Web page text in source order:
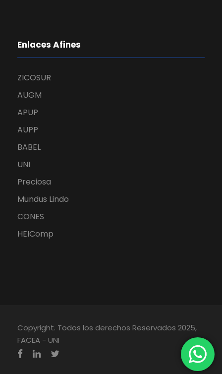
Enlaces Afines
ZICOSUR
AUGM
APUP
AUPP
BABEL
UNI
Preciosa
Mundus Lindo
CONES
HEIComp
Copyright. Todos los derechos Reservados 2025,
FACEA - UNI